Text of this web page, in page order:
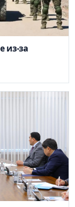
из-за